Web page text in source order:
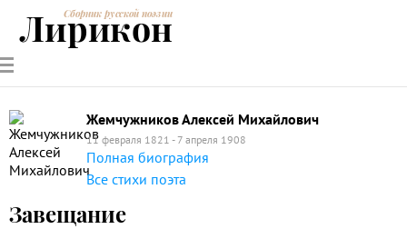
РУССКИЕ
ПОЭТЫ
СОВРЕМЕННИКИЭНЦИКЛОПЕДИЯ
ПОЭЗИИ
Сборник русской поэзии
Лирикон
Жемчужников Алексей Михайлович
11 февраля 1821 - 7 апреля 1908
Полная биография
Все стихи поэта
Завещание